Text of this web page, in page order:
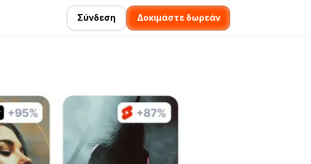
Σύνδεση Δοκιμάστε δωρεάν